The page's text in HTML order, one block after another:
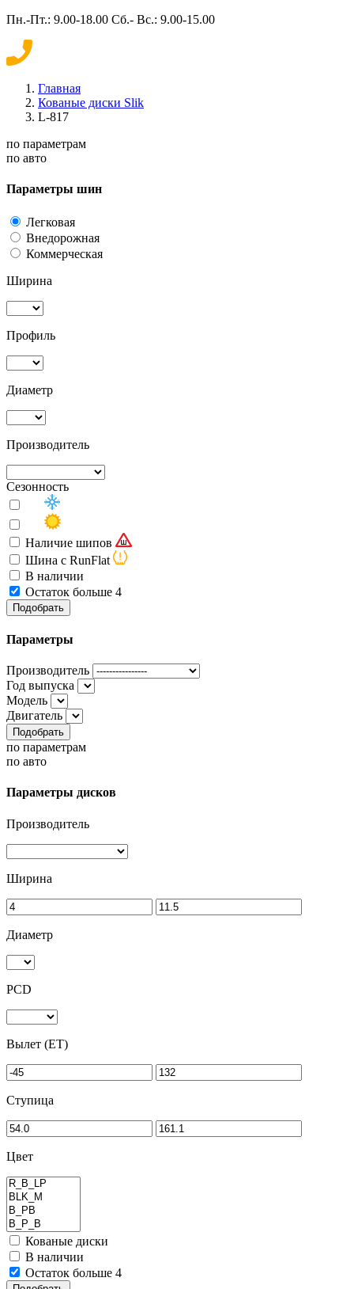
Пн.-Пт.: 9.00-18.00 Сб.- Вс.: 9.00-15.00
Главная
Кованые диски Slik
L-817
по параметрам
по авто
Параметры шин
Легковая
Внедорожная
Коммерческая
Ширина
Профиль
Диаметр
Производитель
Сезонность
Наличие шипов
Шина с RunFlat
В наличии
Остаток больше 4
Подобрать
Параметры
Производитель
Год выпуска
Модель
Двигатель
Подобрать
по параметрам
по авто
Параметры дисков
Производитель
Ширина
Диаметр
PCD
Вылет (ET)
Ступица
Цвет
Кованые диски
В наличии
Остаток больше 4